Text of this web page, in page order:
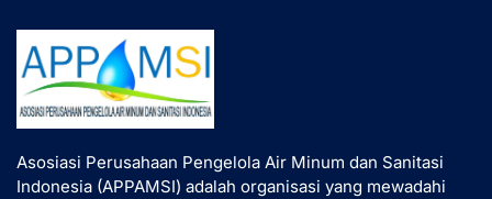
Asosiasi Perusahaan Pengelola Air Minum dan Sanitasi
Indonesia (APPAMSI) adalah organisasi yang mewadahi